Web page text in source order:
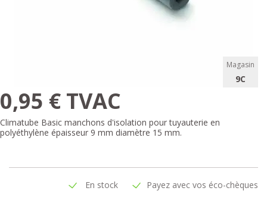
Magasin
9C
0,95 € TVAC
Climatube Basic manchons d'isolation pour tuyauterie en
polyéthylène épaisseur 9 mm diamètre 15 mm.
En stock Payez avec vos éco-chèques